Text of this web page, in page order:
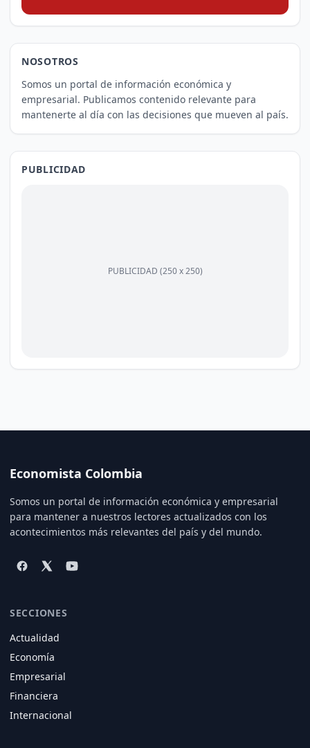
NOSOTROS
Somos un portal de información económica y
empresarial. Publicamos contenido relevante para
mantenerte al día con las decisiones que mueven al país.
PUBLICIDAD
PUBLICIDAD (250 x 250)
Economista Colombia
Somos un portal de información económica y empresarial
para mantener a nuestros lectores actualizados con los
acontecimientos más relevantes del país y del mundo.
SECCIONES
Actualidad
Economía
Empresarial
Financiera
Internacional